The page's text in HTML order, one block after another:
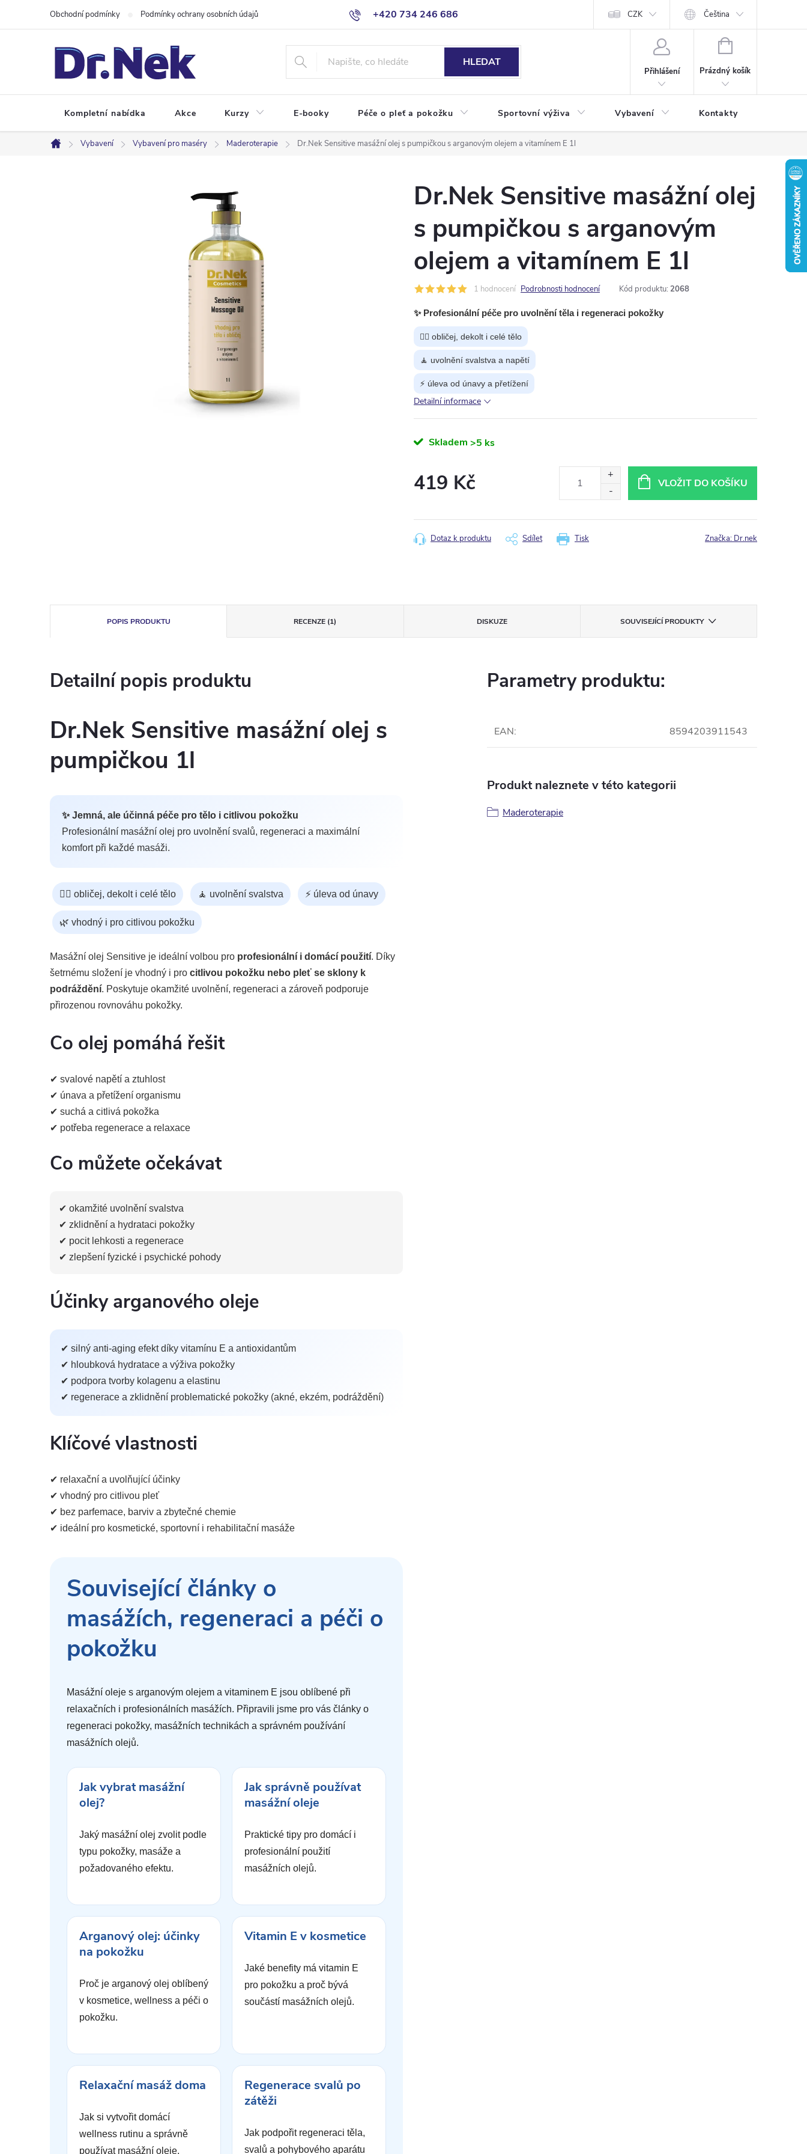
+420 734 246 686
Obchodní podmínky Podmínky ochrany osobních údajů CZK Čeština
HLEDAT
Přihlášení
NÁKUPNÍ
Prázdný košík
Kompletní nabídka Akce Kurzy E-booky Péče o pleť a pokožku Sportovní výživa Vybavení Kontakty
Domů
Vybavení Vybavení pro maséry Maderoterapie Dr.Nek Sensitive masážní olej s pumpičkou s arganovým olejem a vitamínem E 1l
Dr.Nek Sensitive masážní olej
s pumpičkou s arganovým
olejem a vitamínem E 1l
1 hodnocení Podrobnosti hodnocení Kód produktu: 2068
✨ Profesionální péče pro uvolnění těla i regeneraci pokožky
💆‍♀️ obličej, dekolt i celé tělo
🧘 uvolnění svalstva a napětí
⚡ úleva od únavy a přetížení
Detailní informace
Skladem >5 ks
419 Kč VLOŽIT DO KOŠÍKU
Tisk
Dotaz k produktu Sdílet Značka: Dr.nek
POPIS PRODUKTU RECENZE (1) DISKUZE SOUVISEJÍCÍ PRODUKTY
Detailní popis produktu
Dr.Nek Sensitive masážní olej s
pumpičkou 1l
✨ Jemná, ale účinná péče pro tělo i citlivou pokožku
Profesionální masážní olej pro uvolnění svalů, regeneraci a maximální
komfort při každé masáži.
💆‍♀️ obličej, dekolt i celé tělo 🧘 uvolnění svalstva ⚡ úleva od únavy
🌿 vhodný i pro citlivou pokožku
Masážní olej Sensitive je ideální volbou pro profesionální i domácí použití. Díky
šetrnému složení je vhodný i pro citlivou pokožku nebo pleť se sklony k
podráždění. Poskytuje okamžité uvolnění, regeneraci a zároveň podporuje
přirozenou rovnováhu pokožky.
Co olej pomáhá řešit
✔ svalové napětí a ztuhlost
✔ únava a přetížení organismu
✔ suchá a citlivá pokožka
✔ potřeba regenerace a relaxace
Co můžete očekávat
✔ okamžité uvolnění svalstva
✔ zklidnění a hydrataci pokožky
✔ pocit lehkosti a regenerace
✔ zlepšení fyzické i psychické pohody
Účinky arganového oleje
✔ silný anti-aging efekt díky vitamínu E a antioxidantům
✔ hloubková hydratace a výživa pokožky
✔ podpora tvorby kolagenu a elastinu
✔ regenerace a zklidnění problematické pokožky (akné, ekzém, podráždění)
Klíčové vlastnosti
✔ relaxační a uvolňující účinky
✔ vhodný pro citlivou pleť
✔ bez parfemace, barviv a zbytečné chemie
✔ ideální pro kosmetické, sportovní i rehabilitační masáže
Související články o
masážích, regeneraci a péči o
pokožku
Masážní oleje s arganovým olejem a vitaminem E jsou oblíbené při
relaxačních i profesionálních masážích. Připravili jsme pro vás články o
regeneraci pokožky, masážních technikách a správném používání
masážních olejů.
Jak vybrat masážní
olej?
Jaký masážní olej zvolit podle
typu pokožky, masáže a
požadovaného efektu.
Jak správně používat
masážní oleje
Praktické tipy pro domácí i
profesionální použití
masážních olejů.
Arganový olej: účinky
na pokožku
Proč je arganový olej oblíbený
v kosmetice, wellness a péči o
pokožku.
Vitamin E v kosmetice
Jaké benefity má vitamin E
pro pokožku a proč bývá
součástí masážních olejů.
Relaxační masáž doma
Jak si vytvořit domácí
wellness rutinu a správně
používat masážní oleje.
Regenerace svalů po
zátěži
Jak podpořit regeneraci těla,
svalů a pohybového aparátu
Parametry produktu:
EAN: 8594203911543
Produkt naleznete v této kategorii
Maderoterapie